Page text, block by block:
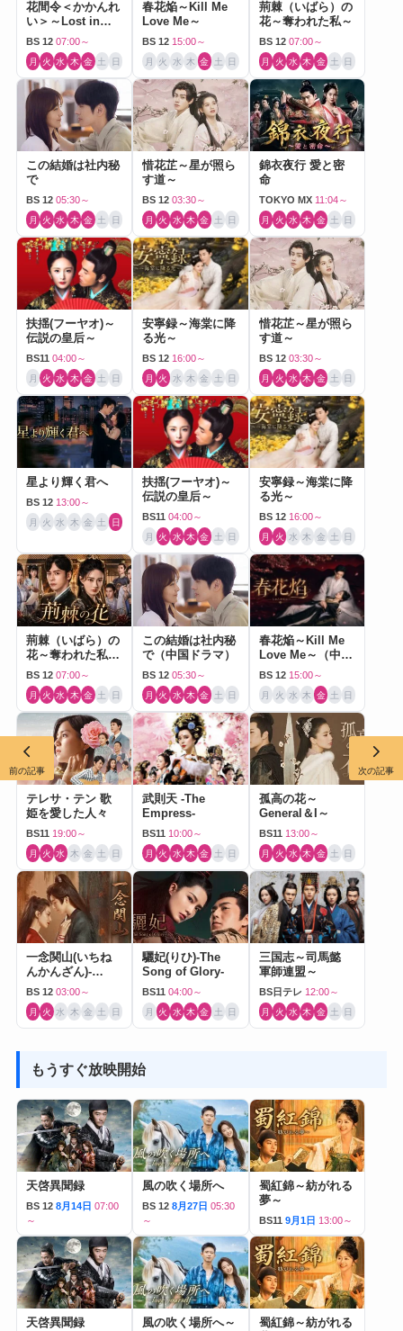
花間令＜かかんれ
い＞～Lost in
Love～
BS 12 07:00～
月 火 水 木 金 土 日
春花焔～Kill Me
Love Me～
BS 12 15:00～
月 火 水 木 金 土 日
荊棘（いばら）の
花～奪われた私～
BS 12 07:00～
月 火 水 木 金 土 日
この結婚は社内秘
で
BS 12 05:30～
月 火 水 木 金 土 日
惜花芷～星が照ら
す道～
BS 12 03:30～
月 火 水 木 金 土 日
錦衣夜行 愛と密
命
TOKYO MX 11:04～
月 火 水 木 金 土 日
扶揺(フーヤオ)～
伝説の皇后～
BS11 04:00～
月 火 水 木 金 土 日
安寧録～海棠に降
る光～
BS 12 16:00～
月 火 水 木 金 土 日
惜花芷～星が照ら
す道～
BS 12 03:30～
月 火 水 木 金 土 日
星より輝く君へ
BS 12 13:00～
月 火 水 木 金 土 日
扶揺(フーヤオ)～
伝説の皇后～
BS11 04:00～
月 火 水 木 金 土 日
安寧録～海棠に降
る光～
BS 12 16:00～
月 火 水 木 金 土 日
荊棘（いばら）の
花～奪われた私～
（中国ドラマ）
BS 12 07:00～
月 火 水 木 金 土 日
この結婚は社内秘
で（中国ドラマ）
BS 12 05:30～
月 火 水 木 金 土 日
春花焔～Kill Me
Love Me～（中国
ドラマ）
BS 12 15:00～
月 火 水 木 金 土 日
テレサ・テン 歌
姫を愛した人々
BS11 19:00～
月 火 水 木 金 土 日
武則天 -The
Empress-
BS11 10:00～
月 火 水 木 金 土 日
孤高の花～
General＆I～
BS11 13:00～
月 火 水 木 金 土 日
一念関山(いちね
んかんざん)-
Journey to Love-
BS 12 03:00～
月 火 水 木 金 土 日
驪妃(りひ)-The
Song of Glory-
BS11 04:00～
月 火 水 木 金 土 日
三国志～司馬懿
軍師連盟～
BS日テレ 12:00～
月 火 水 木 金 土 日
もうすぐ放映開始
天啓異聞録
BS 12 8月14日 07:00
～
風の吹く場所へ
BS 12 8月27日 05:30
～
蜀紅錦～紡がれる
夢～
BS11 9月1日 13:00～
天啓異聞録
風の吹く場所へ～
蜀紅錦～紡がれる
前の記事 次の記事